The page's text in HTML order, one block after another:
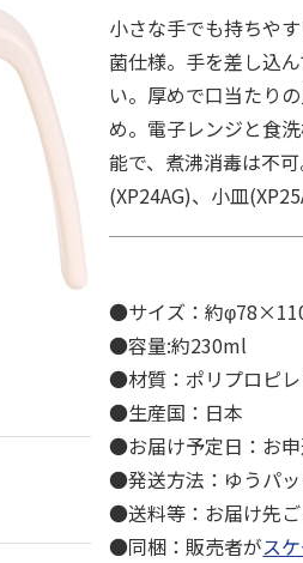
小さな手でも持ちや
菌仕様。手を差し込
い。厚めで口当たり
め。電子レンジと食
能で、煮沸消毒は不
(XP24AG)、小皿
●サイズ：約
●容量:約230ml
●材質：ポリプロピ
●生産国：日本
●お届け予定日：お申
●発送方法：ゆうパッ
●送料等：お届け先
●同梱：販売者がス